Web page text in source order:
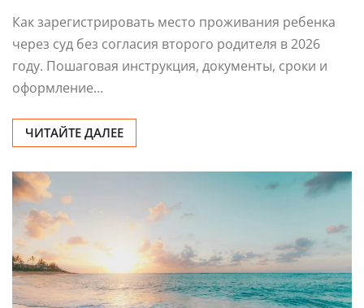
Как зарегистрировать место проживания ребенка
через суд без согласия второго родителя в 2026
году. Пошаговая инструкция, документы, сроки и
оформление…
ЧИТАЙТЕ ДАЛЕЕ